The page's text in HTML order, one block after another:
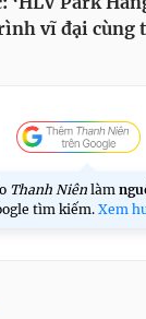
vĩ đại cùng
Thanh Niên làm
tìm kiếm. Xem